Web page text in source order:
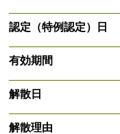
認定（特例認定）日
有効期間
解散日
解散理由